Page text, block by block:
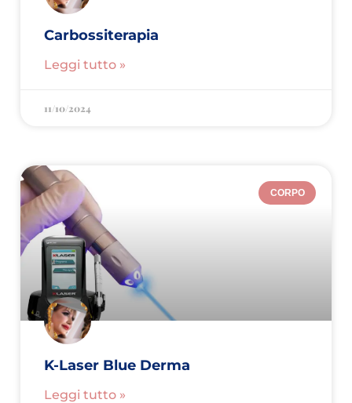
Carbossiterapia
Leggi tutto »
11/10/2024
CORPO
K-Laser Blue Derma
Leggi tutto »